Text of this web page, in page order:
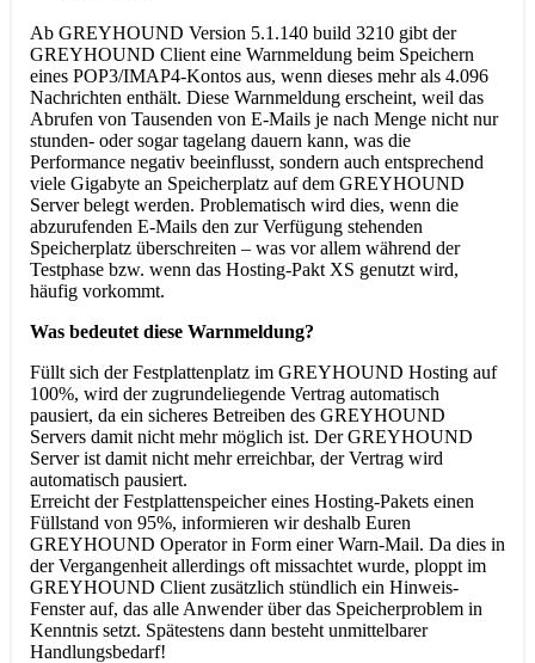
Ab GREYHOUND Version 5.1.140 build 3210 gibt der
GREYHOUND Client eine Warnmeldung beim Speichern
eines POP3/IMAP4-Kontos aus, wenn dieses mehr als 4.096
Nachrichten enthält. Diese Warnmeldung erscheint, weil das
Abrufen von Tausenden von E-Mails je nach Menge nicht nur
stunden- oder sogar tagelang dauern kann, was die
Performance negativ beeinflusst, sondern auch entsprechend
viele Gigabyte an Speicherplatz auf dem GREYHOUND
Server belegt werden. Problematisch wird dies, wenn die
abzurufenden E-Mails den zur Verfügung stehenden
Speicherplatz überschreiten – was vor allem während der
Testphase bzw. wenn das Hosting-Pakt XS genutzt wird,
häufig vorkommt.
Was bedeutet diese Warnmeldung?
Füllt sich der Festplattenplatz im GREYHOUND Hosting auf
100%, wird der zugrundeliegende Vertrag automatisch
pausiert, da ein sicheres Betreiben des GREYHOUND
Servers damit nicht mehr möglich ist. Der GREYHOUND
Server ist damit nicht mehr erreichbar, der Vertrag wird
automatisch pausiert.
Erreicht der Festplattenspeicher eines Hosting-Pakets einen
Füllstand von 95%, informieren wir deshalb Euren
GREYHOUND Operator in Form einer Warn-Mail. Da dies in
der Vergangenheit allerdings oft missachtet wurde, ploppt im
GREYHOUND Client zusätzlich stündlich ein Hinweis-
Fenster auf, das alle Anwender über das Speicherproblem in
Kenntnis setzt. Spätestens dann besteht unmittelbarer
Handlungsbedarf!